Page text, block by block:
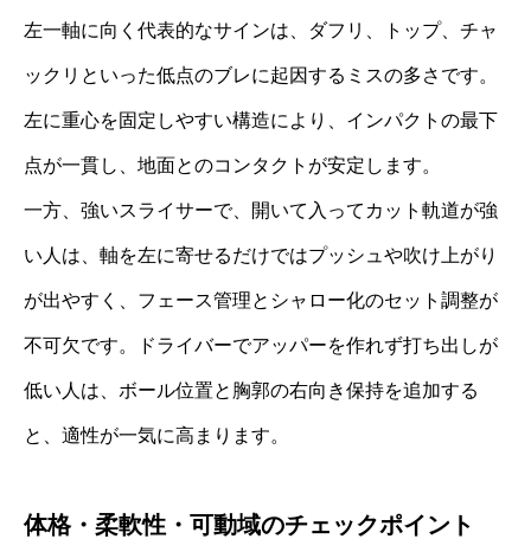
左一軸に向く代表的なサインは、ダフリ、トップ、チャ
ックリといった低点のブレに起因するミスの多さです。
左に重心を固定しやすい構造により、インパクトの最下
点が一貫し、地面とのコンタクトが安定します。
一方、強いスライサーで、開いて入ってカット軌道が強
い人は、軸を左に寄せるだけではプッシュや吹け上がり
が出やすく、フェース管理とシャロー化のセット調整が
不可欠です。ドライバーでアッパーを作れず打ち出しが
低い人は、ボール位置と胸郭の右向き保持を追加する
と、適性が一気に高まります。
体格・柔軟性・可動域のチェックポイント